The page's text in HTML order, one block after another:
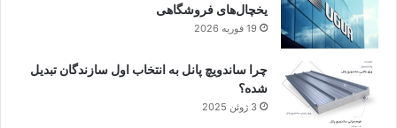
یخچال‌های فروشگاهی
19 فوریه 2026
چرا ساندویچ پانل به انتخاب اول سازندگان تبدیل
شده؟
3 ژوئن 2025